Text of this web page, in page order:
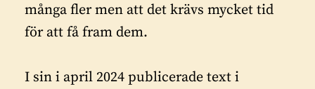
många fler men att det krävs mycket tid
för att få fram dem.
I sin i april 2024 publicerade text i